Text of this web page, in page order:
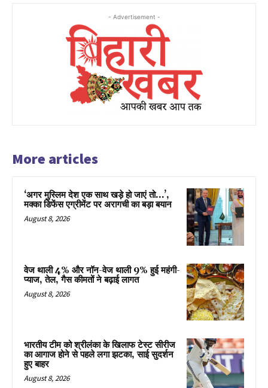
- Advertisement -
More articles
‘अगर मुस्लिम देश एक साथ खड़े हो जाएं तो…’,
मक्का डिफेंस एग्रीमेंट पर अरागची का बड़ा बयान
August 8, 2026
वेज थाली 4% और नॉन-वेज थाली 9% हुई महंगी-
प्याज, तेल, गैस कीमतों ने बढ़ाई लागत
August 8, 2026
भारतीय टीम को श्रीलंका के खिलाफ टेस्ट सीरीज
का आगाज होने से पहले लगा झटका, साई सुदर्शन
हुए बाहर
August 8, 2026